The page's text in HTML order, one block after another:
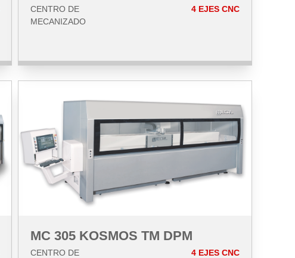
CENTRO DE
MECANIZADO
4 EJES CNC
MC 305 KOSMOS TM DPM
CENTRO DE
4 EJES CNC